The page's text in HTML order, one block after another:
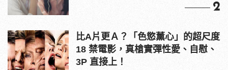
2
比A片更Ａ？「色慾薰心」的超尺度
18 禁電影，真槍實彈性愛、自慰、
3P 直接上！